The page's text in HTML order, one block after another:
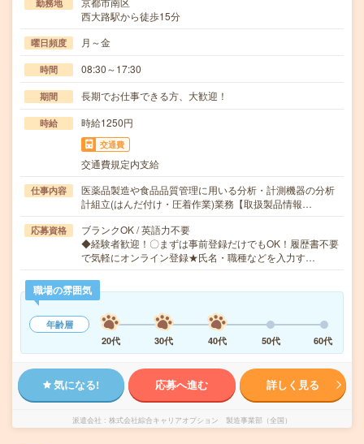
勤務地
西大路駅から徒歩15分
曜日頻度 月～金
時間 08:30～17:30
期間 長期でお仕事できる方、大歓迎！
時給 時給1250円
交通費
交通費規定内支給
仕事内容
医薬品製造や食品品質管理に用いる分析・計測機器の分析
計組立(はんだ付け・圧着作業)業務【取扱製品情報…
応募資格
ブランクOK / 英語力不要
◆経験者歓迎！〇まずは事前登録だけでもOK！履歴書不要
で気軽にオンライン登録★氏名・職種などを入力す…
職場の雰囲気
年齢層
20代
30代 40代 50代 60代
気になる! 応募へ進む 詳しく見る
派遣会社 株式会社綜合キャリアオプション 製造事業部（全国）